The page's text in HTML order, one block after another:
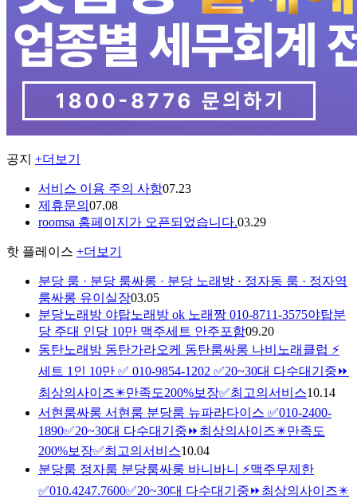
공지 +더보기
서비스 이용 주의 사항07.23
제휴문의 07.08
roomsa 홈페이지가 오픈되었습니다.03.29
핫 플레이스 +더보기
분당 룸 · 분당 룸싸롱 · 분당 노래방 · 정자동 룸 · 정자역
룸싸롱 유이실장03.05
분당노래방 야탑노래방 ok 노래짱 010-8711-3575야탑분
당 주대 인당 10만 맥주세트 안주포함09.20
동탄노래방 동탄가라오케 동탄룸싸롱 나비노래클럽 ⚡
세트 1인 10만 ✅ 010-9854-1202 ✅20~30대 다수대기중⏩
최상의사이즈✴️만족도200%보장✅최고의서비스10.14
서현룸싸롱 서현룸 분당룸 뉴파라다이스 ✅010-2400-
1890✅20~30대 다수대기중⏩최상의사이즈✴️만족도
200%보장✅최고의서비스10.04
분당룸 정자룸 분당룸싸롱 바니바니 ⚡맥주무제한
✅010.4247.7600✅20~30대 다수대기중⏩최상의사이즈✴️